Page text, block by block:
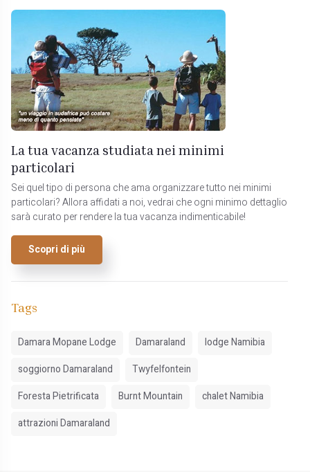
La tua vacanza studiata nei minimi
particolari
Sei quel tipo di persona che ama organizzare tutto nei minimi
particolari? Allora affidati a noi, vedrai che ogni minimo dettaglio
sarà curato per rendere la tua vacanza indimenticabile!
Scopri di più
Tags
Damara Mopane Lodge Damaraland
lodge Namibia
soggiorno Damaraland
Twyfelfontein
Foresta Pietrificata
Burnt Mountain
chalet Namibia
attrazioni Damaraland